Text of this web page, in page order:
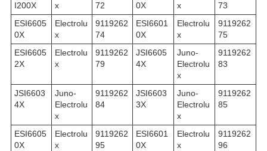
I200X
x
72
0X
x
73
ESI6605
0X
Electrolu
x
9119262
74
ESI6601
0X
Electrolu
x
9119262
75
ESI6605
2X
Electrolu
x
9119262
79
JSI6605
4X
Juno-
Electrolu
x
9119262
83
JSI6603
4X
Juno-
Electrolu
x
9119262
84
JSI6603
3X
Juno-
Electrolu
x
9119262
85
ESI6605
0X
Electrolu
x
9119262
95
ESI6601
0X
Electrolu
x
9119262
96